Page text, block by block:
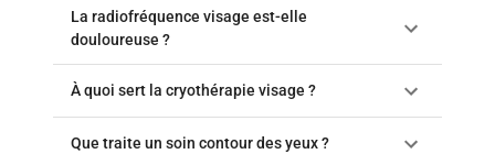
La radiofréquence visage est-elle
douloureuse ?
À quoi sert la cryothérapie visage ?
Que traite un soin contour des yeux ?